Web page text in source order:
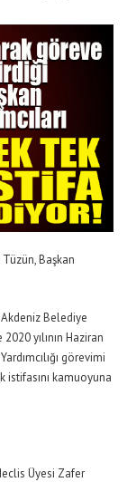
Başkan
Belediye
yılının Haziran
görevimi
istifasını kamuoyuna
Üyesi Zafer